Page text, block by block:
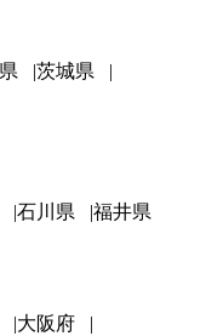
茨城県
石川県 福井県
大阪府